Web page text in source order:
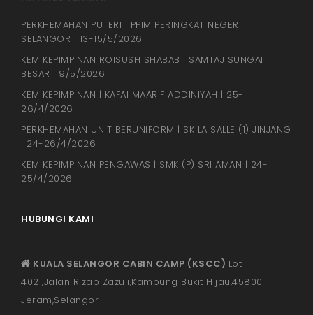
PERKHEMAHAN PUTERI | PPIM PERINGKAT NEGERI
SELANGOR | 13-15/5/2026
KEM KEPIMPINAN ROISUSH SHABAB | SAMTAJ SUNGAI
BESAR | 9/5/2026
KEM KEPIMPINAN | KAFAI MAARIF ADDINIYAH | 25-
26/4/2026
PERKHEMAHAN UNIT BERUNIFORM | SK LA SALLE (1) JINJANG
| 24-26/4/2026
KEM KEPIMPINAN PENGAWAS | SMK (P) SRI AMAN | 24-
25/4/2026
HUBUNGI KAMI
KUALA SELANGOR CABIN CAMP (KSCC) Lot
4021,Jalan Rizab Zazuli,Kampung Bukit Hijau,45800
Jeram,Selangor